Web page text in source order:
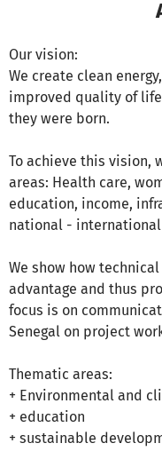
Our vision:
We create clean
improved quality of
they were born.
To achieve this vision,
areas: Health care,
education, income,
national -
We show how
advantage and thus
focus is on
Senegal on project
Thematic areas:
+ Environmental and
+ education
+ sustainable